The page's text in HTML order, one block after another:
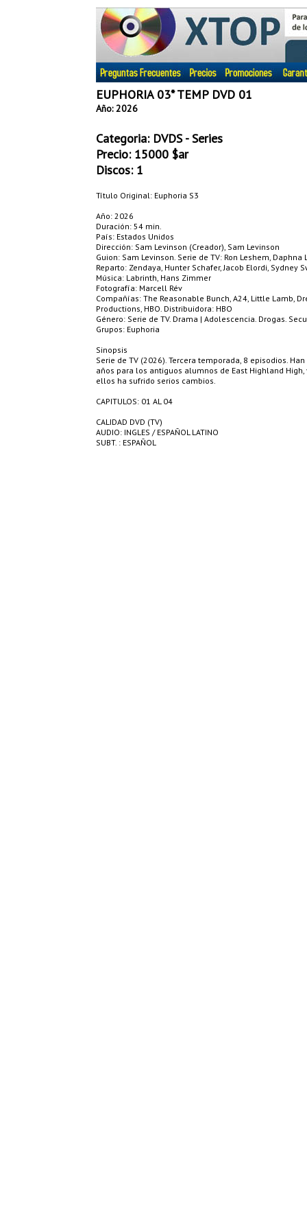
EUPHORIA 03* TEMP DVD 01
Año: 2026
Categoria: DVDS - Series
Precio: 15000 $ar
Discos: 1
Título Original: Euphoria S3
Año: 2026
Duración: 54 min.
País: Estados Unidos
Dirección: Sam Levinson (Creador), Sam Levinson
Guion: Sam Levinson. Serie de TV: Ron Leshem, Daphna
Reparto: Zendaya, Hunter Schafer, Jacob Elordi, Sydney
Música: Labrinth, Hans Zimmer
Fotografía: Marcell Rév
Compañías: The Reasonable Bunch, A24, Little Lamb,
Productions, HBO. Distribuidora: HBO
Género: Serie de TV. Drama | Adolescencia. Drogas.
Grupos: Euphoria
Sinopsis
Serie de TV (2026). Tercera temporada, 8 episodios.
años para los antiguos alumnos de East Highland
ellos ha sufrido serios cambios.
CAPITULOS: 01 AL 04
CALIDAD DVD (TV)
AUDIO: INGLES / ESPAÑOL LATINO
SUBT. : ESPAÑOL